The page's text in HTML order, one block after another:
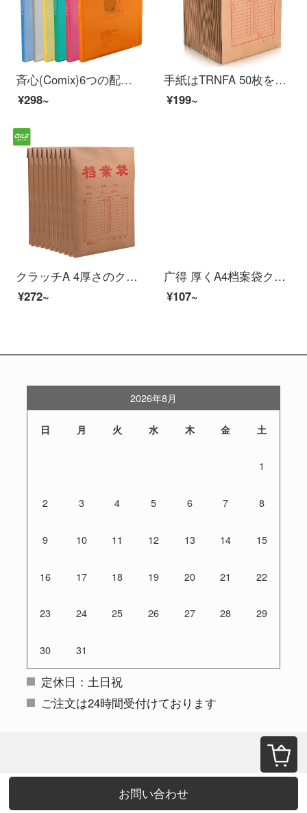
斉心(Comix)6つの配色は20ページの水晶彩歓顔A 4資料帳/ファイルページ/フォルダA 6836 Office文房具を詰めます。
¥298~
手紙はTRNFA 50枚を発送します。クラフトート紙の袋A 180グラム、3 cmの厚さの書類袋です。資料袋TN-DA 1803。
¥199~
クラッチA 4厚さのクラフト紙の袋200 g側幅2.6 cmの入札書契約書の書類袋50枚はオーフ用品1410枚のみです。
¥272~
广得 厚くA4档案袋クラフト紙 厚く投标文件资料袋 档案封面纸 オフィス用品 背脊3CM宽 20个装
¥107~
お問い合わせ
2026年8月
日 月 火 水 木 金 土
1
2 3 4 5 6 7 8
9 10 11 12 13 14 15
16 17 18 19 20 21 22
23 24 25 26 27 28 29
30 31
定休日：土日祝
ご注文は24時間受付けております